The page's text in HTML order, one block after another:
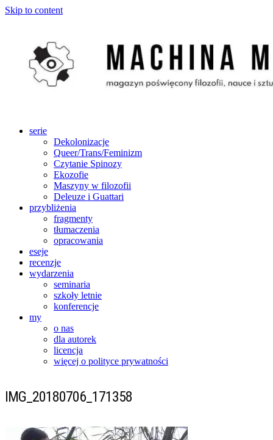
Skip to content
serie
Dekolonizacje
Queer/Trans/Feminizm
Czytanie Spinozy
Ekozofie
Maszyny w filozofii
Deleuze i Guattari
przybliżenia
fragmenty
tłumaczenia
opracowania
eseje
recenzje
wydarzenia
seminaria
szkoły letnie
konferencje
my
o nas
dla autorek
licencja
więcej o polityce prywatności
IMG_20180706_171358